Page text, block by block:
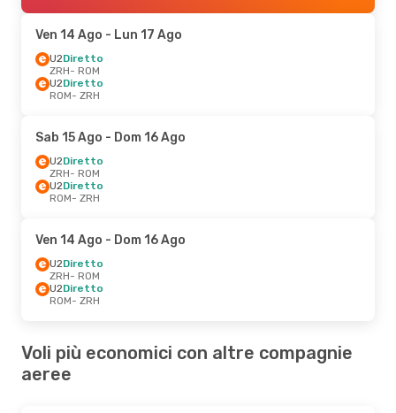
Ven 14 Ago - Lun 17 Ago
U2Diretto
ZRH- ROM
U2Diretto
ROM- ZRH
Sab 15 Ago - Dom 16 Ago
U2Diretto
ZRH- ROM
U2Diretto
ROM- ZRH
Ven 14 Ago - Dom 16 Ago
U2Diretto
ZRH- ROM
U2Diretto
ROM- ZRH
Voli più economici con altre compagnie
aeree